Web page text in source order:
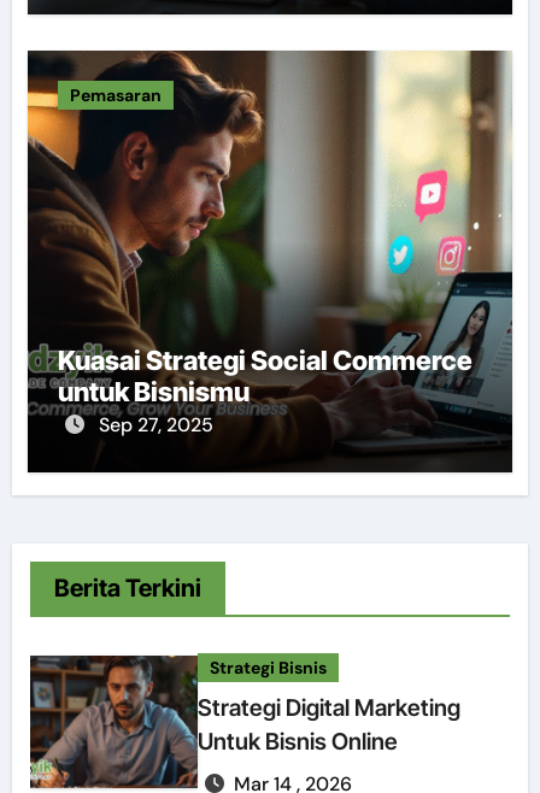
Pemasaran
Kuasai Strategi Social Commerce
untuk Bisnismu
Sep 27, 2025
Berita Terkini
Strategi Bisnis
Strategi Digital Marketing
Untuk Bisnis Online
Mar 14 , 2026